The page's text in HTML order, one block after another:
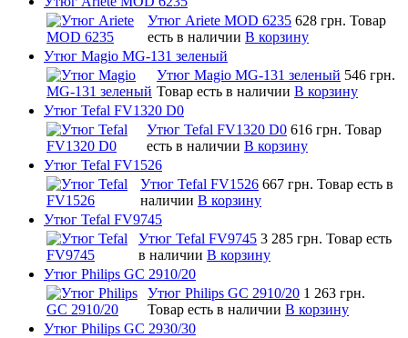
Утюг Ariete MOD 6235 628 грн. Товар
есть в наличии В корзину
Утюг Magio MG-131 зеленый
Утюг Magio MG-131 зеленый 546 грн.
Товар есть в наличии В корзину
Утюг Tefal FV1320 D0
Утюг Tefal FV1320 D0 616 грн. Товар
есть в наличии В корзину
Утюг Tefal FV1526
Утюг Tefal FV1526 667 грн. Товар есть в
наличии В корзину
Утюг Tefal FV9745
Утюг Tefal FV9745 3 285 грн. Товар есть
в наличии В корзину
Утюг Philips GC 2910/20
Утюг Philips GC 2910/20 1 263 грн.
Товар есть в наличии В корзину
Утюг Philips GC 2930/30